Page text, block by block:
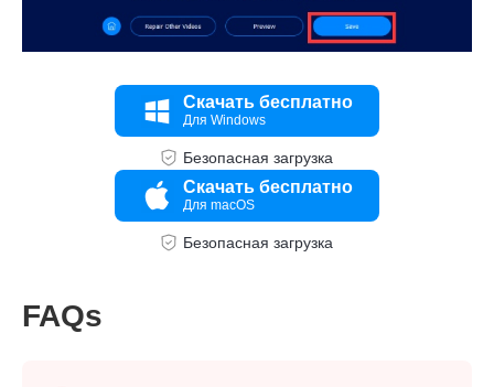
Скачать бесплатно
Для Windows
Безопасная загрузка
Скачать бесплатно
Для macOS
Безопасная загрузка
FAQs